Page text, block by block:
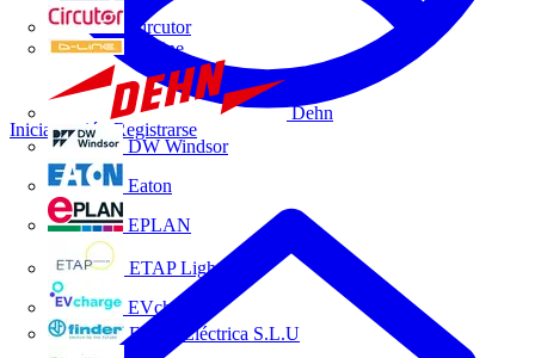
Circutor
D-Line
Dehn
DW Windsor
Eaton
EPLAN
ETAP Lighting
EVcharge
Finder Eléctrica S.L.U
Iniciar sesión Registrarse